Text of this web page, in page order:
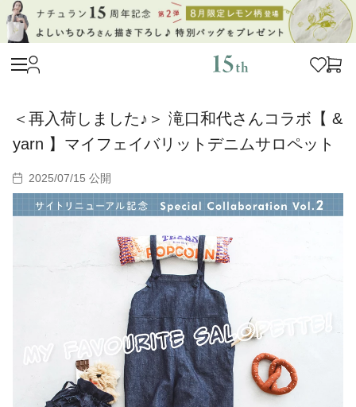
＜再入荷しました♪＞ 滝口和代さんコラボ【 &
yarn 】マイフェイバリットデニムサロペット
2025/07/15 公開